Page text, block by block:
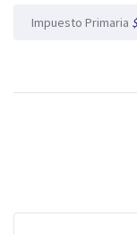
Impuesto Primaria